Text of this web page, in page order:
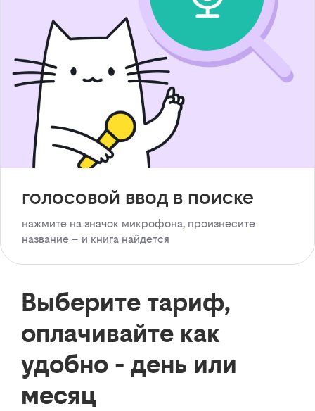
голосовой ввод в поиске
нажмите на значок микрофона, произнесите
название – и книга найдется
Выберите тариф,
оплачивайте как
удобно - день или
месяц